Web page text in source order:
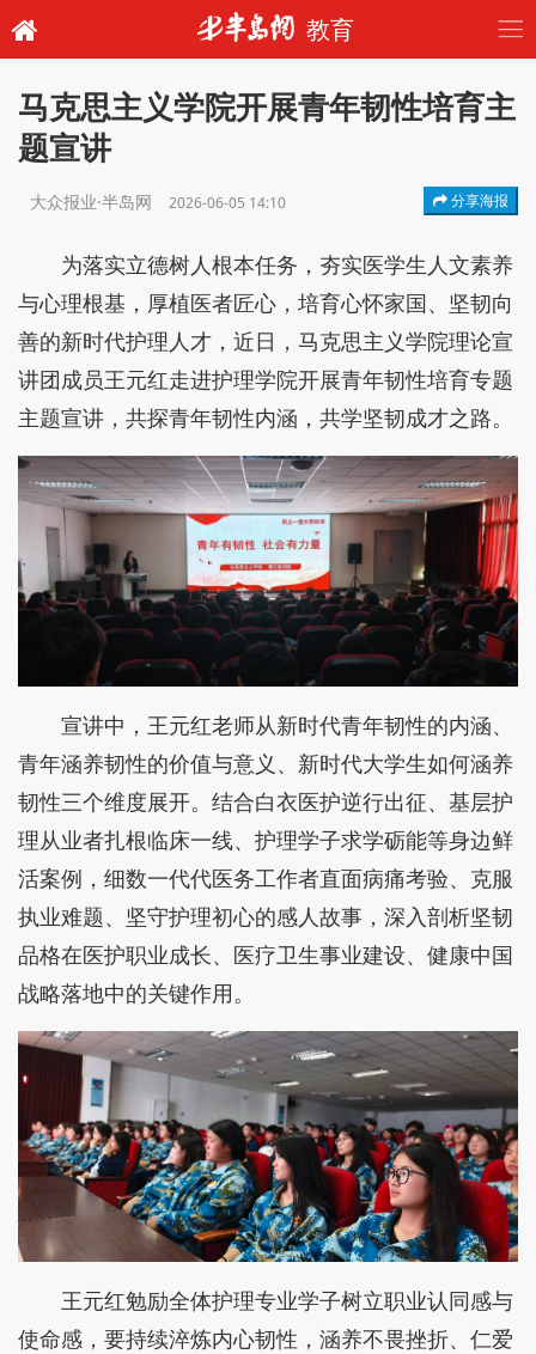
教育
马克思主义学院开展青年韧性培育主
题宣讲
大众报业·半岛网 2026-06-05 14:10 分享海报
为落实立德树人根本任务，夯实医学生人文素养
与心理根基，厚植医者匠心，培育心怀家国、坚韧向
善的新时代护理人才，近日，马克思主义学院理论宣
讲团成员王元红走进护理学院开展青年韧性培育专题
主题宣讲，共探青年韧性内涵，共学坚韧成才之路。
宣讲中，王元红老师从新时代青年韧性的内涵、
青年涵养韧性的价值与意义、新时代大学生如何涵养
韧性三个维度展开。结合白衣医护逆行出征、基层护
理从业者扎根临床一线、护理学子求学砺能等身边鲜
活案例，细数一代代医务工作者直面病痛考验、克服
执业难题、坚守护理初心的感人故事，深入剖析坚韧
品格在医护职业成长、医疗卫生事业建设、健康中国
战略落地中的关键作用。
王元红勉励全体护理专业学子树立职业认同感与
使命感，要持续淬炼内心韧性，涵养不畏挫折、仁爱